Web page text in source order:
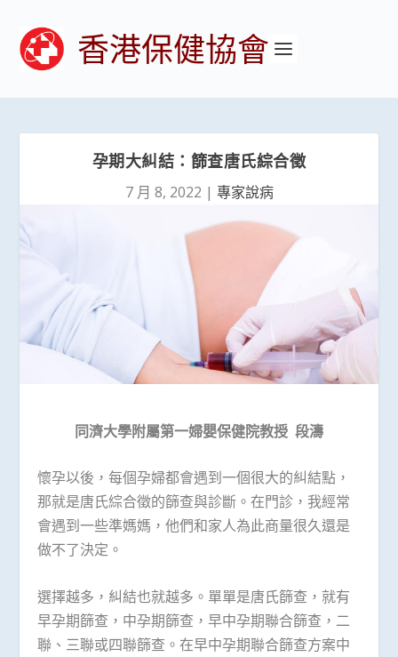
香港保健協會
孕期大糾結：篩查唐氏綜合徵
7 月 8, 2022 | 專家說病
同濟大學附屬第一婦嬰保健院教授 段濤
懷孕以後，每個孕婦都會遇到一個很大的糾結點，
那就是唐氏綜合徵的篩查與診斷。在門診，我經常
會遇到一些準媽媽，他們和家人為此商量很久還是
做不了決定。
選擇越多，糾結也就越多。單單是唐氏篩查，就有
早孕期篩查，中孕期篩查，早中孕期聯合篩查，二
聯、三聯或四聯篩查。在早中孕期聯合篩查方案中